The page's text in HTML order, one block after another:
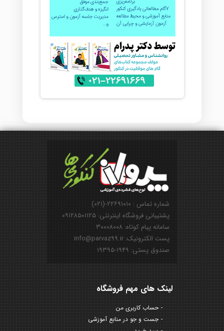
شماره تماس : ۲۲۶۹۱۰۱۰-(۰۲۱)
پشتیبانی فروشگاه اینترنتی: ۰۹۱۲۸۵۰۱۱۲۵
سامانه پیام کوتاه: ۳۰۰۰۸۰۰۸
پست الکترونیک: info@parvaz99.ir
صندوق پستی: ۱۹۴۹-۱۹۳۹۵
لینک های مهم فروشگاه
حساب کاربری من
جست و جو در منابع آموزشی